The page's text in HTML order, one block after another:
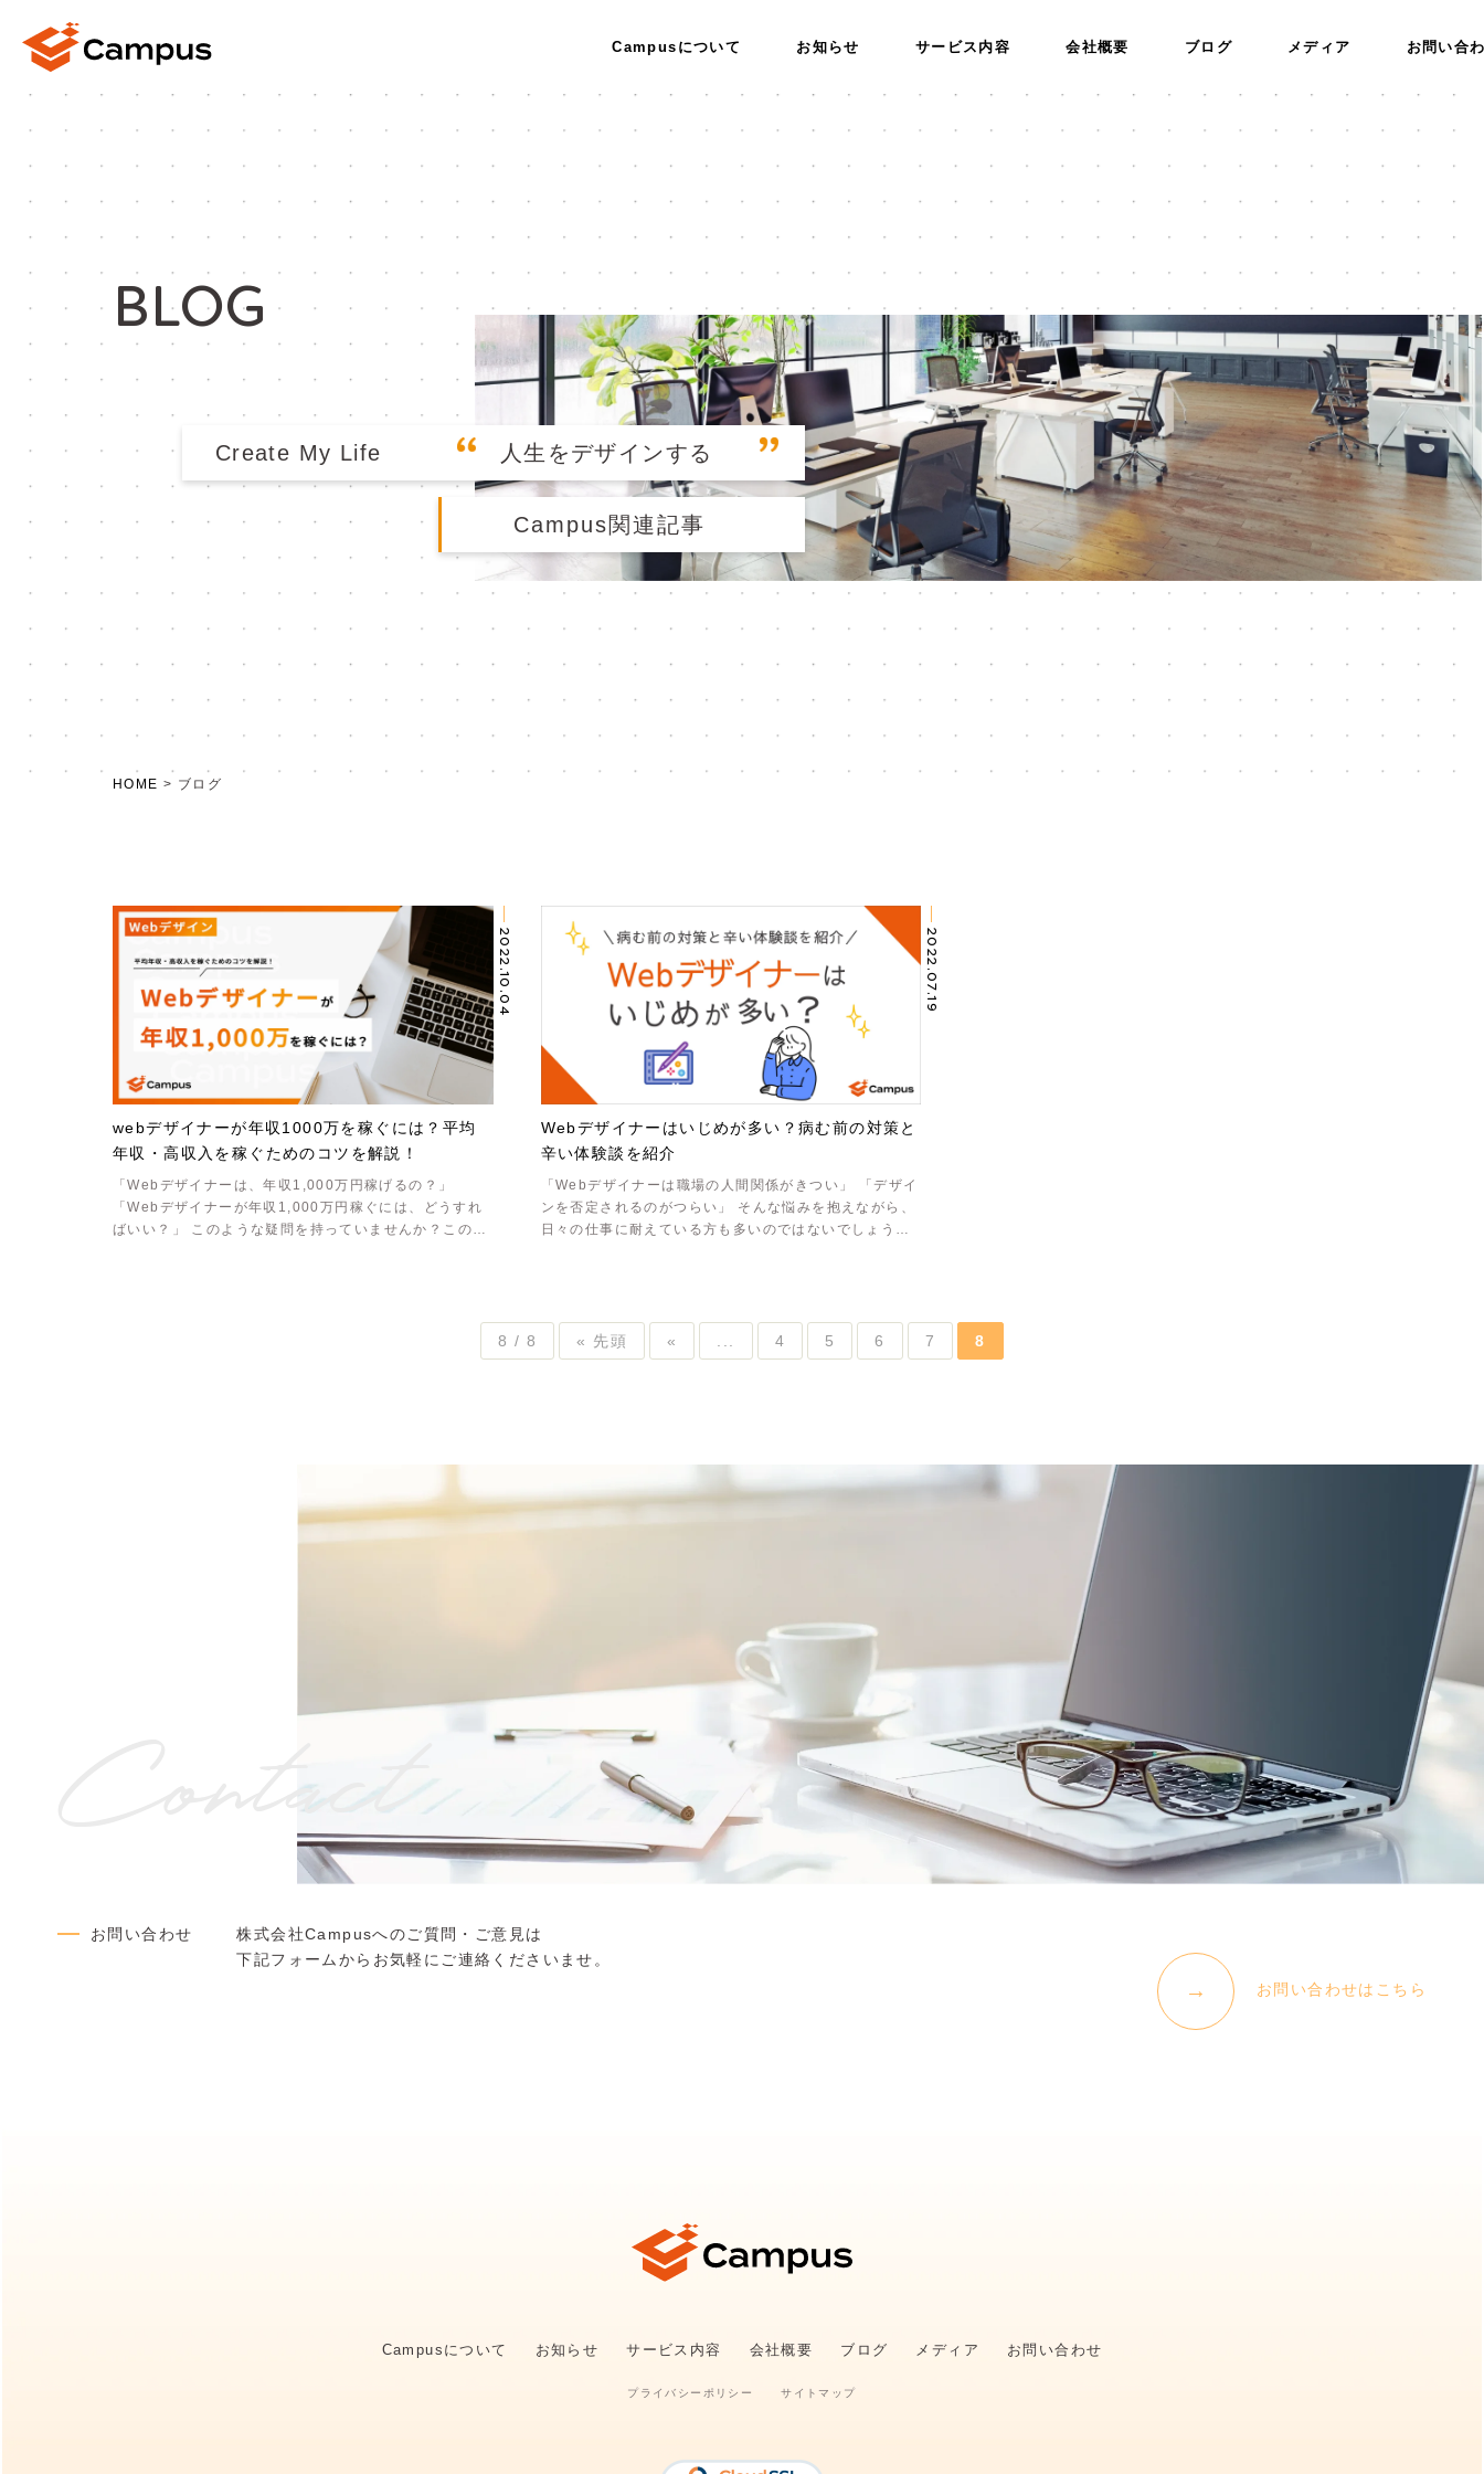
Campusについて お知らせ サービス内容 会社概要 ブログ メディア お問い合
BLOG
Create My Life 人生をデザインする
Campus関連記事
HOME > ブログ
2022.10.04
webデザイナーが年収1000万を稼ぐには？平均
年収・高収入を稼ぐためのコツを解説！
「Webデザイナーは、年収1,000万円稼げるの？」
「Webデザイナーが年収1,000万円稼ぐには、どうすれ
ばいい？」 このような疑問を持っていませんか？この記
2022.07.19
Webデザイナーはいじめが多い？病む前の対策と
辛い体験談を紹介
「Webデザイナーは職場の人間関係がきつい」 「デザイ
ンを否定されるのがつらい」 そんな悩みを抱えながら、
日々の仕事に耐えている方も多いのではないでしょう
8 / 8 « 先頭 « ... 4 5 6 7 8
Contact
お問い合わせ
株式会社Campusへのご質問・ご意見は
下記フォームからお気軽にご連絡くださいませ。
お問い合わせはこちら
Campusについて お知らせ サービス内容 会社概要 ブログ メディア お問い合わせ
プライバシーポリシー サイトマップ